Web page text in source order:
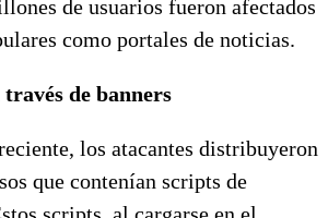
de usuarios fueron afectados
como portales de noticias.
de banners
los atacantes distribuyeron
que contenían scripts de
scripts, al cargarse en el